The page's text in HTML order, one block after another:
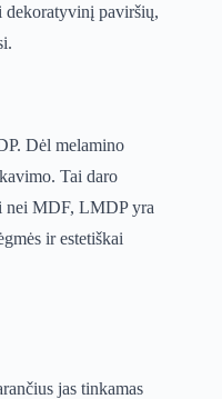
dekoratyvinį paviršių,
Dėl melamino
Tai daro
nei MDF, LMDP yra
ir estetiškai
jas tinkamas